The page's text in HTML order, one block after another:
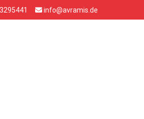
info@avramis.de